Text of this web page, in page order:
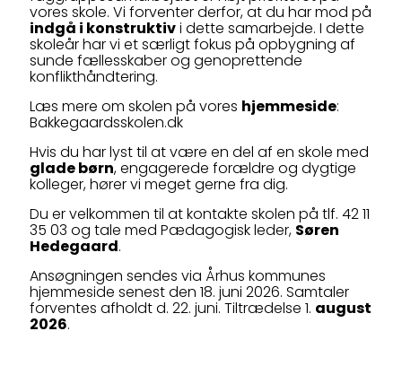
vores skole. Vi forventer derfor, at du har mod på
indgå i konstruktivi dette samarbejde. I dette
skoleår har vi et særligt fokus på opbygning af
sunde fællesskaber og genoprettende
konflikthåndtering.
Læs mere om skolen på vores hjemmeside:
Bakkegaardsskolen.dk
Hvis du har lyst til at være en del af en skole med
glade børn, engagerede forældre og dygtige
kolleger, hører vi meget gerne fra dig.
Du er velkommen til at kontakte skolen på tlf. 42 11
35 03 og tale med Pædagogisk leder, Søren
Hedegaard.
Ansøgningen sendes via Århus kommunes
hjemmeside senest den 18. juni 2026. Samtaler
forventes afholdt d. 22. juni. Tiltrædelse 1. august
2026.